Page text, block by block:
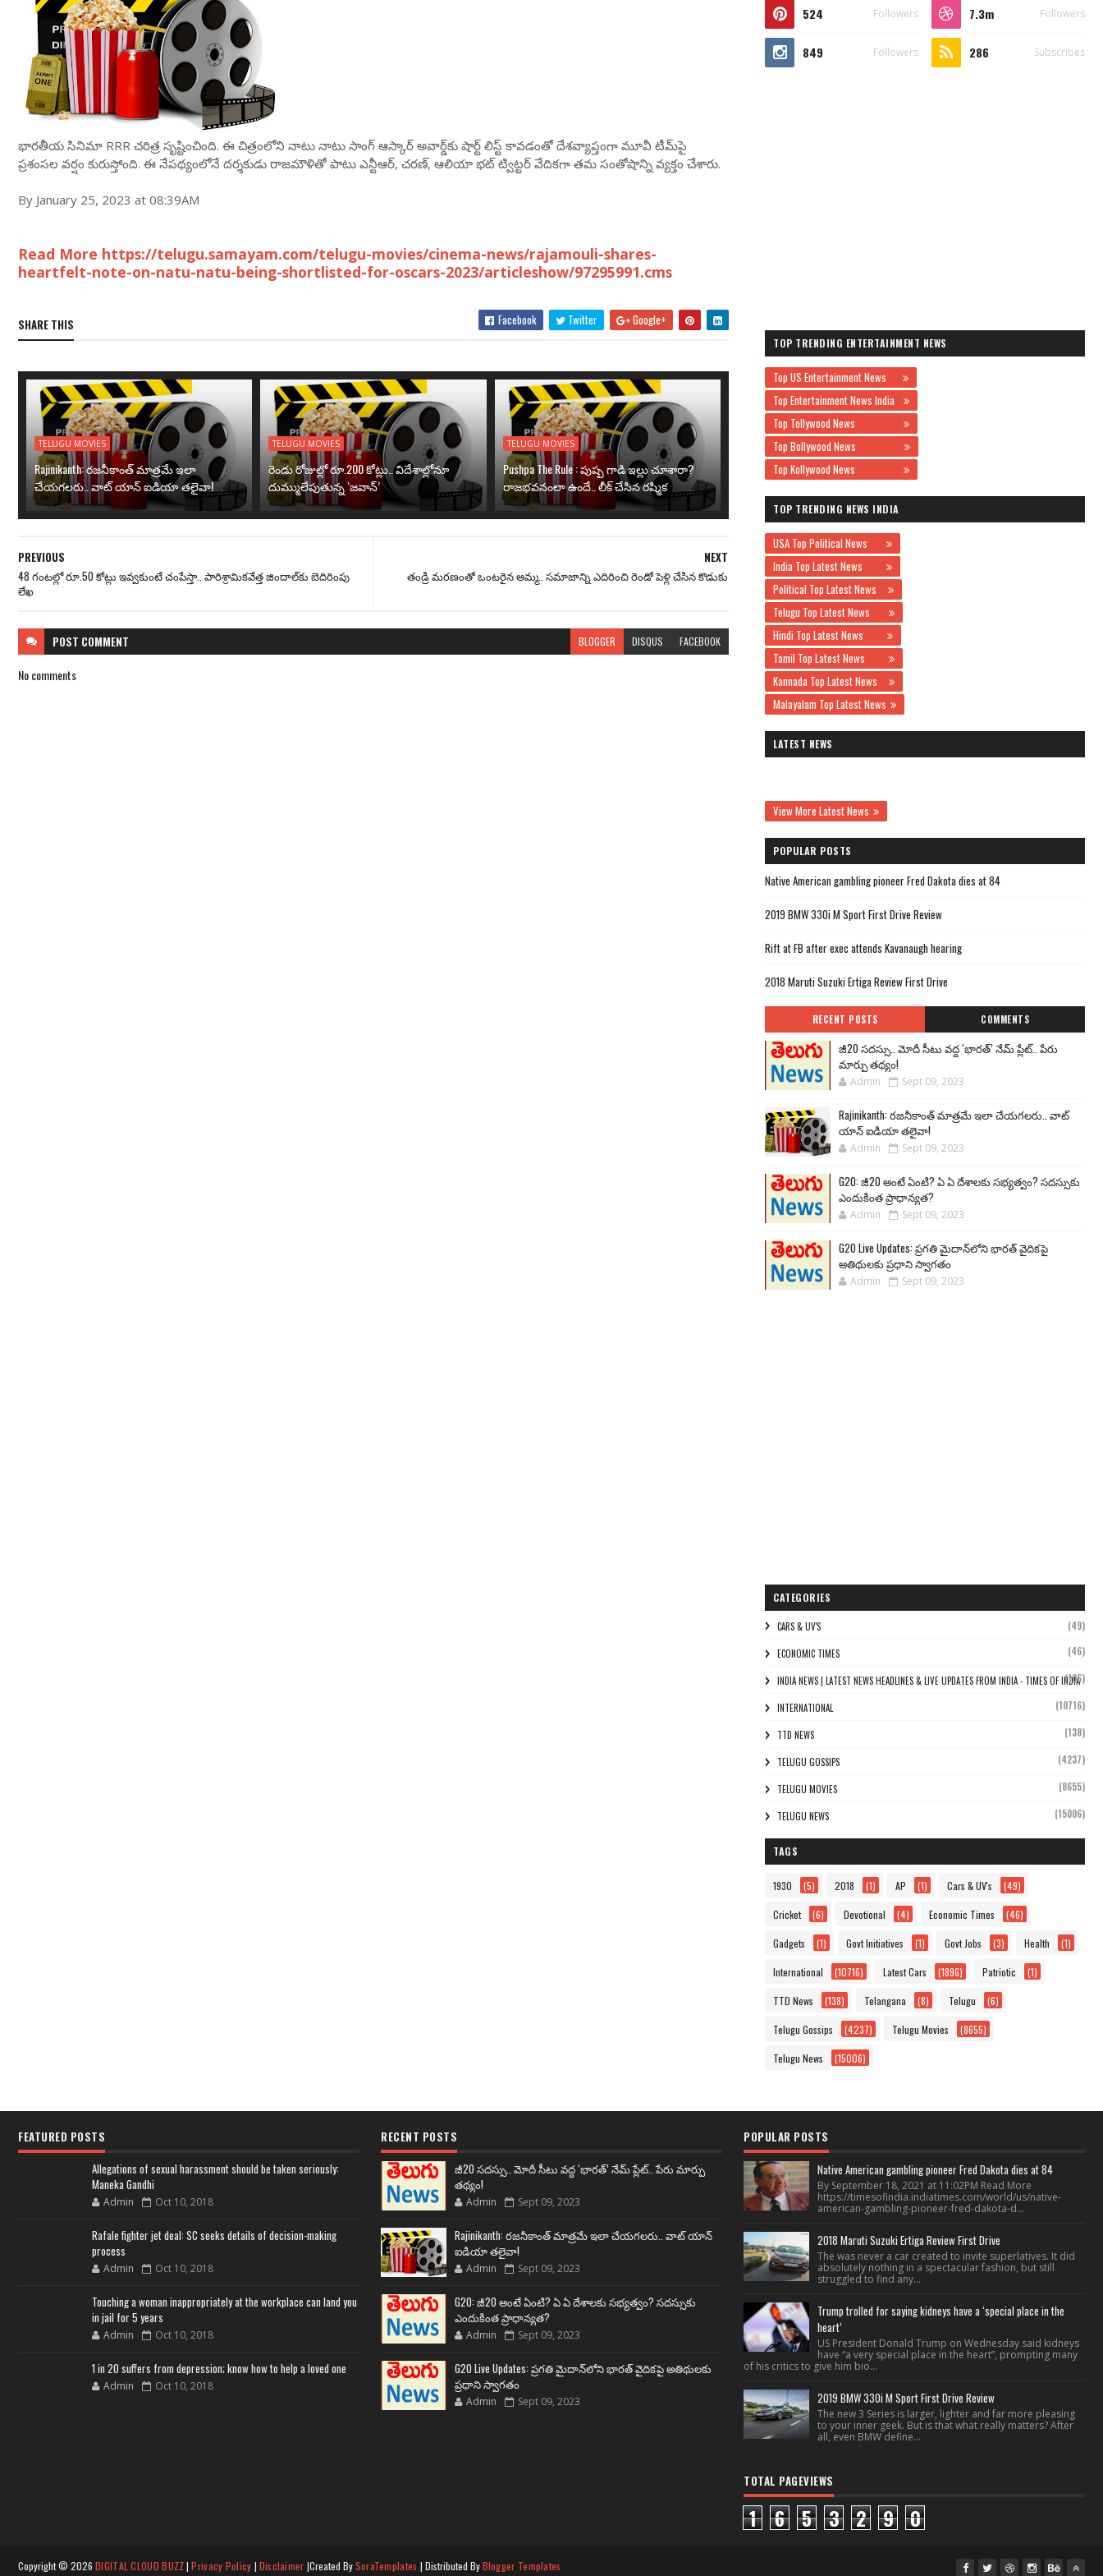
భారతీయ సినిమా RRR చరిత్ర సృష్టించింది. ఈ చిత్రంలోని నాటు నాటు సాంగ్ ఆస్కార్‌ అవార్డ్‌కు షార్ట్ లిస్ట్ కావడంతో దేశవ్యాప్తంగా మూవీ టీమ్‌పై
ప్రశంసల వర్షం కురుస్తోంది. ఈ నేపథ్యంలోనే దర్శకుడు రాజమౌళితో పాటు ఎన్టీఆర్, చరణ్, ఆలియా భట్ ట్విట్టర్ వేదికగా తమ సంతోషాన్ని వ్యక్తం చేశారు.
By January 25, 2023 at 08:39AM
Read More https://telugu.samayam.com/telugu-movies/cinema-news/rajamouli-shares-
heartfelt-note-on-natu-natu-being-shortlisted-for-oscars-2023/articleshow/97295991.cms
SHARE THIS Facebook Twitter Google+
TELUGU MOVIES
Rajinikanth: రజనీకాంత్ మాత్రమే ఇలా
చేయగలరు.. వాట్ యాన్ ఐడియా తలైవా!
TELUGU MOVIES
రెండు రోజుల్లో రూ.200 కోట్లు.. విదేశాల్లోనూ
దుమ్ములేపుతున్న ‘జవాన్’
TELUGU MOVIES
Pushpa The Rule : పుష్ప గాడి ఇల్లు చూశారా?
రాజభవనంలా ఉందే.. లీక్ చేసిన రష్మిక
NEXT
తండ్రి మరణంతో ఒంటరైన అమ్మ.. సమాజాన్ని ఎదిరించి రెండో పెళ్లి చేసిన కొడుకు
PREVIOUS
48 గంటల్లో రూ.50 కోట్లు ఇవ్వకుంటే చంపేస్తా.. పారిశ్రామికవేత్త జిందాల్‌కు బెదిరింపు
లేఖ
POST COMMENT BLOGGER DISQUS FACEBOOK
No comments
524 Followers 7.3m Followers
849 Followers 286 Subscribes
TOP TRENDING ENTERTAINMENT NEWS
Top US Entertainment News
Top Entertainment News India
Top Tollywood News
Top Bollywood News
Top Kollywood News
TOP TRENDING NEWS INDIA
USA Top Political News
India Top Latest News
Political Top Latest News
Telugu Top Latest News
Hindi Top Latest News
Tamil Top Latest News
Kannada Top Latest News
Malayalam Top Latest News
LATEST NEWS
View More Latest News
POPULAR POSTS
Native American gambling pioneer Fred Dakota dies at 84
2019 BMW 330i M Sport First Drive Review
Rift at FB after exec attends Kavanaugh hearing
2018 Maruti Suzuki Ertiga Review First Drive
RECENT POSTS COMMENTS
జీ20 సదస్సు.. మోదీ సీటు వద్ద ‘భారత్’ నేమ్ ప్లేట్‌.. పేరు
మార్పు తథ్యం!
Admin Sept 09, 2023
Rajinikanth: రజనీకాంత్ మాత్రమే ఇలా చేయగలరు.. వాట్
యాన్ ఐడియా తలైవా!
Admin Sept 09, 2023
G20: జీ20 అంటే ఏంటి? ఏ ఏ దేశాలకు సభ్యత్వం? సదస్సుకు
ఎందుకింత ప్రాధాన్యత?
Admin Sept 09, 2023
G20 Live Updates: ప్రగతి మైదాన్‌లోని భారత్ వైదికపై
అతిథులకు ప్రధాని స్వాగతం
Admin Sept 09, 2023
CATEGORIES
CARS & UV'S (49)
ECONOMIC TIMES (46)
INDIA NEWS | LATEST NEWS HEADLINES & LIVE UPDATES FROM INDIA - TIMES OF INDIA
(106)
INTERNATIONAL (10716)
TTD NEWS (138)
TELUGU GOSSIPS (4237)
TELUGU MOVIES (8655)
TELUGU NEWS (15006)
TAGS
1930 (5) 2018 (1) AP (1) Cars & UV's (49)
Cricket (6) Devotional (4) Economic Times (46)
Gadgets (1) Govt Initiatives (1) Govt Jobs (3) Health (1)
International (10716) Latest Cars (1896) Patriotic (1)
TTD News (138) Telangana (8) Telugu (6)
Telugu Gossips (4237) Telugu Movies (8655)
Telugu News (15006)
FEATURED POSTS
Allegations of sexual harassment should be taken seriously:
Maneka Gandhi
Admin Oct 10, 2018
Rafale fighter jet deal: SC seeks details of decision-making
process
Admin Oct 10, 2018
Touching a woman inappropriately at the workplace can land you
in jail for 5 years
Admin Oct 10, 2018
1 in 20 suffers from depression; know how to help a loved one
Admin Oct 10, 2018
RECENT POSTS
జీ20 సదస్సు.. మోదీ సీటు వద్ద ‘భారత్’ నేమ్ ప్లేట్‌.. పేరు మార్పు
తథ్యం!
Admin Sept 09, 2023
Rajinikanth: రజనీకాంత్ మాత్రమే ఇలా చేయగలరు.. వాట్ యాన్
ఐడియా తలైవా!
Admin Sept 09, 2023
G20: జీ20 అంటే ఏంటి? ఏ ఏ దేశాలకు సభ్యత్వం? సదస్సుకు
ఎందుకింత ప్రాధాన్యత?
Admin Sept 09, 2023
G20 Live Updates: ప్రగతి మైదాన్‌లోని భారత్ వైదికపై అతిథులకు
ప్రధాని స్వాగతం
Admin Sept 09, 2023
POPULAR POSTS
Native American gambling pioneer Fred Dakota dies at 84
By September 18, 2021 at 11:02PM Read More
https://timesofindia.indiatimes.com/world/us/native-
american-gambling-pioneer-fred-dakota-d...
2018 Maruti Suzuki Ertiga Review First Drive
The was never a car created to invite superlatives. It did
absolutely nothing in a spectacular fashion, but still
struggled to find any...
Trump trolled for saying kidneys have a ‘special place in the
heart’
US President Donald Trump on Wednesday said kidneys
have “a very special place in the heart”, prompting many
of his critics to give him bio...
2019 BMW 330i M Sport First Drive Review
The new 3 Series is larger, lighter and far more pleasing
to your inner geek. But is that what really matters? After
all, even BMW define...
TOTAL PAGEVIEWS
1 6 5 3 2 9 0
Copyright © 2026 DIGITAL CLOUD BUZZ|Privacy Policy | Disclaimer |Created BySoraTemplates | Distributed ByBlogger Templates